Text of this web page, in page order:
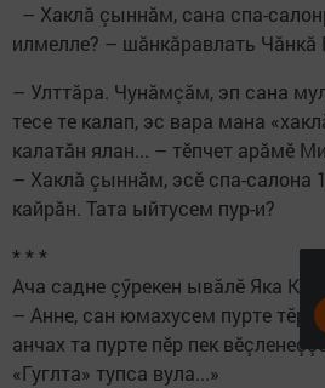
– Хаклă çыннăм, сана спа-
илмелле? – шăнкăравлать Чăнкă
– Улттăра. Чунăмçăм, эп сана
тесе те калап, эс вара мана
калатăн ялан... – тӗпчет арăмӗ
– Хаклă çыннăм, эсӗ спа-салона
кайрăн. Тата ыйтусем пур-и?
* * *
Ача садне çӳрекен ывăлӗ Яка
– Анне, сан юмахусем пурте
анчах та пурте пӗр пек
«Гуглта» тупса вула...»